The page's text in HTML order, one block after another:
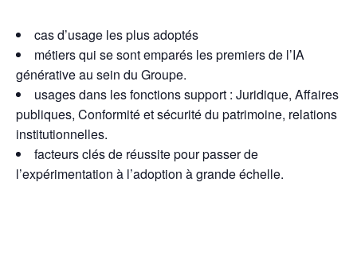
cas d’usage les plus adoptés
métiers qui se sont emparés les premiers de l’IA
générative au sein du Groupe.
usages dans les fonctions support : Juridique, Affaires
publiques, Conformité et sécurité du patrimoine, relations
institutionnelles.
facteurs clés de réussite pour passer de
l’expérimentation à l’adoption à grande échelle.